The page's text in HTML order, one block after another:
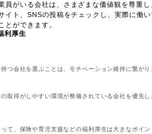
員がいる会社は、さまざまな価値観を尊重
イト、SNSの投稿をチェックし、実際に働
とができます。
利厚生
つ会社を選ぶことは、モチベーション維持に繋がり
取得がしやすい環境が整備されている会社を優先し
て、保険や育児支援などの福利厚生は大きなポイン